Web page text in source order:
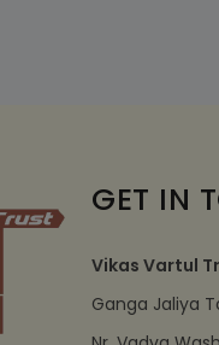
GET IN
Vikas Vartul
Ganga Jaliya